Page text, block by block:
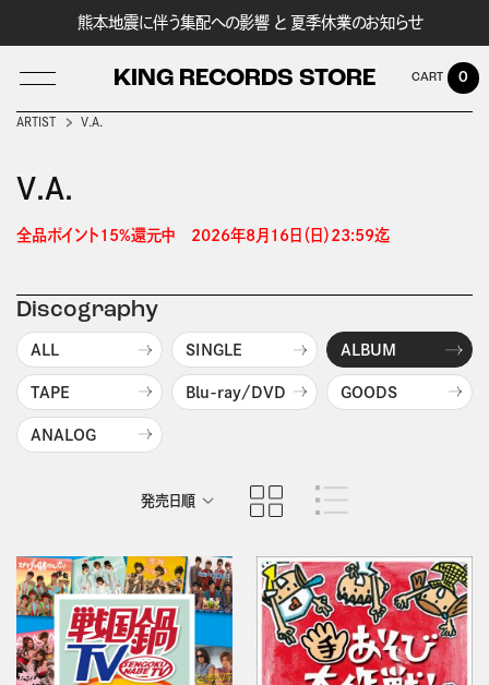
熊本地震に伴う集配への影響 と 夏季休業のお知らせ
KING RECORDS STORE 0
ARTIST V.A.
V.A.
全品ポイント15%還元中　2026年8月16日（日）23:59迄
Discography
ALL SINGLE ALBUM
TAPE Blu-ray/DVD GOODS
ANALOG
発売日順